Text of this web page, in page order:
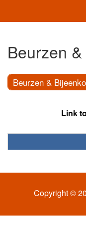
Beurzen
Beurzen &
Link
Copyright ©